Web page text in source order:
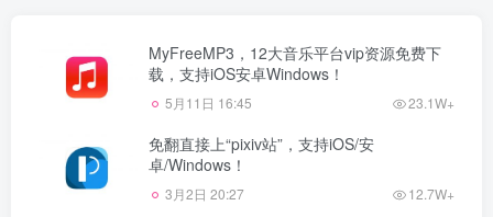
MyFreeMP3，12大音乐平台vip资源免费下
载，支持iOS安卓Windows！
5月11日 16:45 23.1W+
免翻直接上“pixiv站”，支持iOS/安
卓/Windows！
3月2日 20:27 12.7W+